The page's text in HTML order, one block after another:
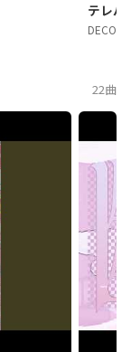
テレ
22曲